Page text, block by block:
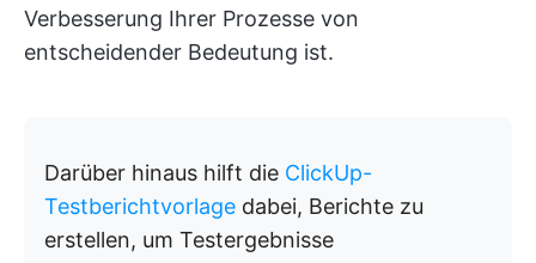
Verbesserung Ihrer Prozesse von
entscheidender Bedeutung ist.
Darüber hinaus hilft die ClickUp-
Testberichtvorlage dabei, Berichte zu
erstellen, um Testergebnisse